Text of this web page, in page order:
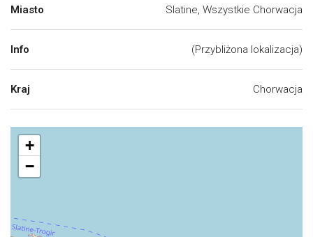
Miasto Slatine, Wszystkie Chorwacja
Info (Przybliżona lokalizacja)
Kraj Chorwacja
+
−